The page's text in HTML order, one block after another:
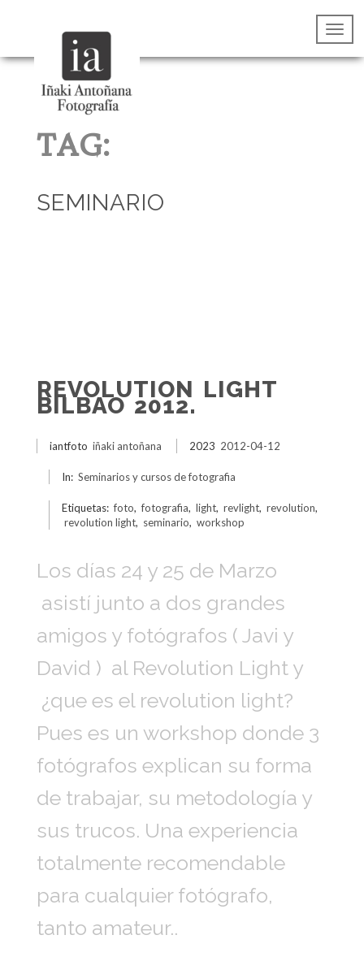
TAG:
SEMINARIO
REVOLUTION LIGHT
BILBAO 2012.
iantfoto iñaki antoñana 2023 2012-04-12
In: Seminarios y cursos de fotografia
Etiquetas: foto, fotografia, light, revlight, revolution,
revolution light, seminario, workshop
Los días 24 y 25 de Marzo
asistí junto a dos grandes
amigos y fotógrafos ( Javi y
David ) al Revolution Light y
¿que es el revolution light?
Pues es un workshop donde 3
fotógrafos explican su forma
de trabajar, su metodología y
sus trucos. Una experiencia
totalmente recomendable
para cualquier fotógrafo,
tanto amateur..